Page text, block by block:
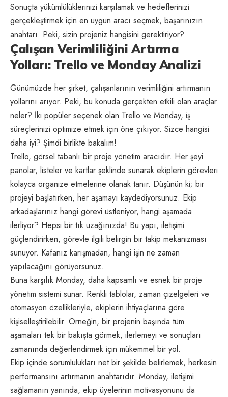
Sonuçta yükümlülüklerinizi karşılamak ve hedeflerinizi
gerçekleştirmek için en uygun aracı seçmek, başarınızın
anahtarı. Peki, sizin projeniz hangisini gerektiriyor?
Çalışan Verimliliğini Artırma
Yolları: Trello ve Monday Analizi
Günümüzde her şirket, çalışanlarının verimliliğini artırmanın
yollarını arıyor. Peki, bu konuda gerçekten etkili olan araçlar
neler? İki popüler seçenek olan Trello ve Monday, iş
süreçlerinizi optimize etmek için öne çıkıyor. Sizce hangisi
daha iyi? Şimdi birlikte bakalım!
Trello, görsel tabanlı bir proje yönetim aracıdır. Her şeyi
panolar, listeler ve kartlar şeklinde sunarak ekiplerin görevleri
kolayca organize etmelerine olanak tanır. Düşünün ki; bir
projeyi başlatırken, her aşamayı kaydediyorsunuz. Ekip
arkadaşlarınız hangi görevi üstleniyor, hangi aşamada
ilerliyor? Hepsi bir tık uzağınızda! Bu yapı, iletişimi
güçlendirirken, görevle ilgili belirgin bir takip mekanizması
sunuyor. Kafanız karışmadan, hangi işin ne zaman
yapılacağını görüyorsunuz.
Buna karşılık Monday, daha kapsamlı ve esnek bir proje
yönetim sistemi sunar. Renkli tablolar, zaman çizelgeleri ve
otomasyon özellikleriyle, ekiplerin ihtiyaçlarına göre
kişiselleştirilebilir. Örneğin, bir projenin başında tüm
aşamaları tek bir bakışta görmek, ilerlemeyi ve sonuçları
zamanında değerlendirmek için mükemmel bir yol.
Ekip içinde sorumlulukları net bir şekilde belirlemek, herkesin
performansını artırmanın anahtarıdır. Monday, iletişimi
sağlamanın yanında, ekip üyelerinin motivasyonunu da